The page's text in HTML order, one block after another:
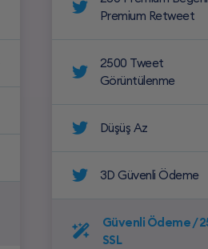
Premium Retweet
2500 Tweet
Görüntülenme
Düşüş Az
3D Güvenli Ödeme
Güvenli Ödeme /
SSL